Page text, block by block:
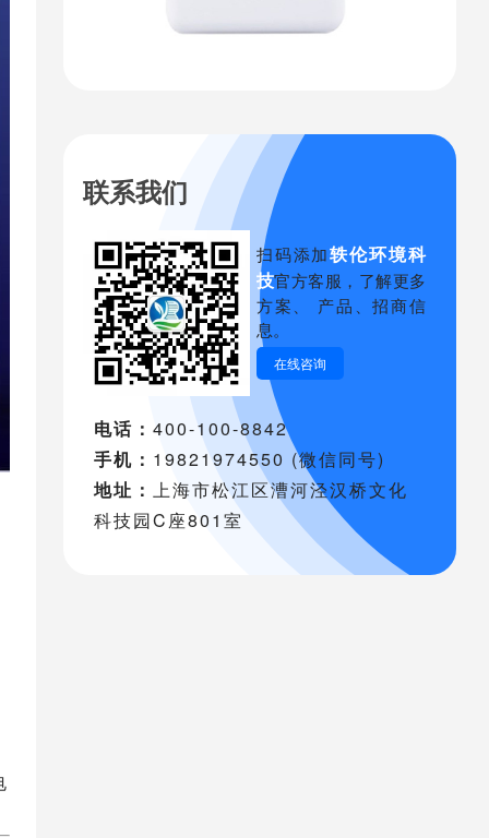
联系我们
扫码添加轶伦环境科
技官方客服，了解更多
方案、 产品、招商信
息。
在线咨询
电话：400-100-8842
手机： 19821974550 (微信同号)
地址：上海市松江区漕河泾汉桥文化
科技园C座801室